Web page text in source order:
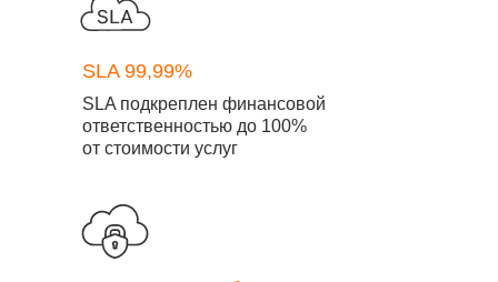
SLA подкреплен финансовой
ответственностью до 100%
от стоимости услуг
SLA 99,99%